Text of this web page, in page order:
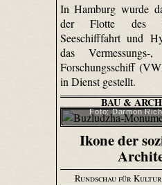
In Hamburg wurde
der Flotte des
Seeschifffahrt und
das
Forschungsschiff
in Dienst gestellt.
BAU &
Foto: Darmon
Ikone der
Rundschau für